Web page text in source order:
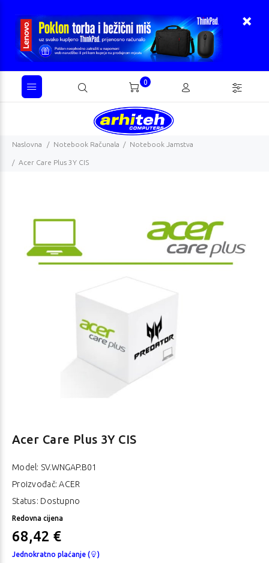
0
Naslovna Notebook Računala Notebook Jamstva
Acer Care Plus 3Y CIS
Acer Care Plus 3Y CIS
Model: SV.WNGAP.B01
Proizvođač: ACER
Status: Dostupno
Redovna cijena
68,42 €
Jednokratno plaćanje ( )